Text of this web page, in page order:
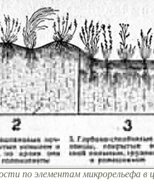
по элементам микрорельефа в